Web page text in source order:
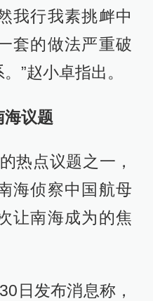
我行我素挑衅中
套的做法严重破
”赵小卓指出。
海议题
热点议题之一，
海侦察中国航母
让南海成为的焦
日发布消息称，